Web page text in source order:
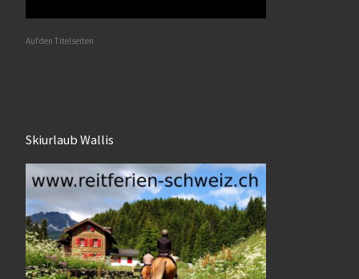
Auf den Titelseiten
Skiurlaub Wallis